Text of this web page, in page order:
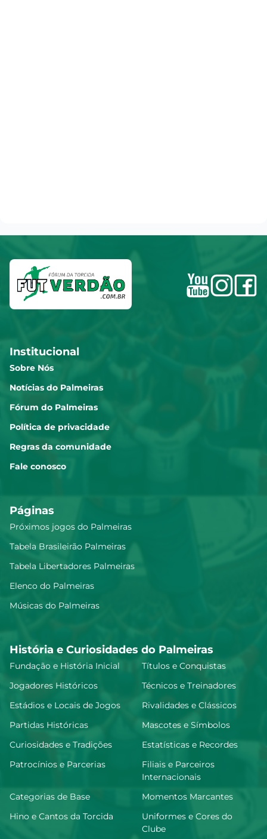
Institucional
Sobre Nós
Notícias do Palmeiras
Fórum do Palmeiras
Política de privacidade
Regras da comunidade
Fale conosco
Páginas
Próximos jogos do Palmeiras
Tabela Brasileirão Palmeiras
Tabela Libertadores Palmeiras
Elenco do Palmeiras
Músicas do Palmeiras
História e Curiosidades do Palmeiras
Fundação e História Inicial
Títulos e Conquistas
Jogadores Históricos
Técnicos e Treinadores
Estádios e Locais de Jogos
Rivalidades e Clássicos
Partidas Históricas
Mascotes e Símbolos
Curiosidades e Tradições
Estatísticas e Recordes
Patrocínios e Parcerias
Filiais e Parceiros
Internacionais
Categorias de Base
Momentos Marcantes
Hino e Cantos da Torcida
Uniformes e Cores do
Clube